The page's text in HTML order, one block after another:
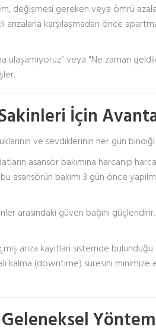
değişmesi gereken veya ömrü
karşılaşmadan önce
ulaşamıyoruz" veya "Ne zaman
İçin
ve sevdiklerinin her gün
asansör bakımına harcanıp
asansörün bakımı 3 gün önce
arasındaki güven bağını güçlendirir.
arıza kayıtları sistemde
kalma (downtime) süresini